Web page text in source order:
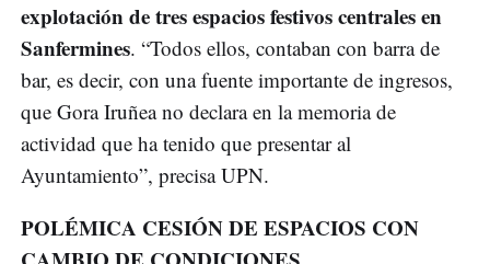
explotación de tres espacios festivos centrales en
Sanfermines. “Todos ellos, contaban con barra de
bar, es decir, con una fuente importante de ingresos,
que Gora Iruñea no declara en la memoria de
actividad que ha tenido que presentar al
Ayuntamiento”, precisa UPN.
POLÉMICA CESIÓN DE ESPACIOS CON